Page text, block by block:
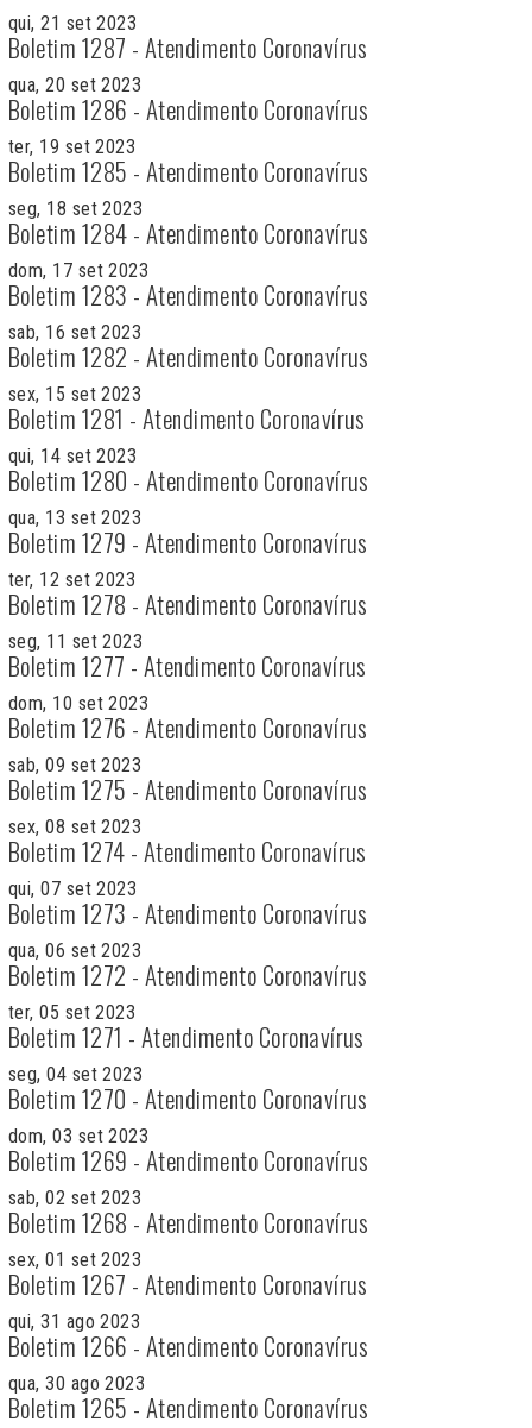
qui, 21 set 2023
Boletim 1287 - Atendimento Coronavírus
qua, 20 set 2023
Boletim 1286 - Atendimento Coronavírus
ter, 19 set 2023
Boletim 1285 - Atendimento Coronavírus
seg, 18 set 2023
Boletim 1284 - Atendimento Coronavírus
dom, 17 set 2023
Boletim 1283 - Atendimento Coronavírus
sab, 16 set 2023
Boletim 1282 - Atendimento Coronavírus
sex, 15 set 2023
Boletim 1281 - Atendimento Coronavírus
qui, 14 set 2023
Boletim 1280 - Atendimento Coronavírus
qua, 13 set 2023
Boletim 1279 - Atendimento Coronavírus
ter, 12 set 2023
Boletim 1278 - Atendimento Coronavírus
seg, 11 set 2023
Boletim 1277 - Atendimento Coronavírus
dom, 10 set 2023
Boletim 1276 - Atendimento Coronavírus
sab, 09 set 2023
Boletim 1275 - Atendimento Coronavírus
sex, 08 set 2023
Boletim 1274 - Atendimento Coronavírus
qui, 07 set 2023
Boletim 1273 - Atendimento Coronavírus
qua, 06 set 2023
Boletim 1272 - Atendimento Coronavírus
ter, 05 set 2023
Boletim 1271 - Atendimento Coronavírus
seg, 04 set 2023
Boletim 1270 - Atendimento Coronavírus
dom, 03 set 2023
Boletim 1269 - Atendimento Coronavírus
sab, 02 set 2023
Boletim 1268 - Atendimento Coronavírus
sex, 01 set 2023
Boletim 1267 - Atendimento Coronavírus
qui, 31 ago 2023
Boletim 1266 - Atendimento Coronavírus
qua, 30 ago 2023
Boletim 1265 - Atendimento Coronavírus